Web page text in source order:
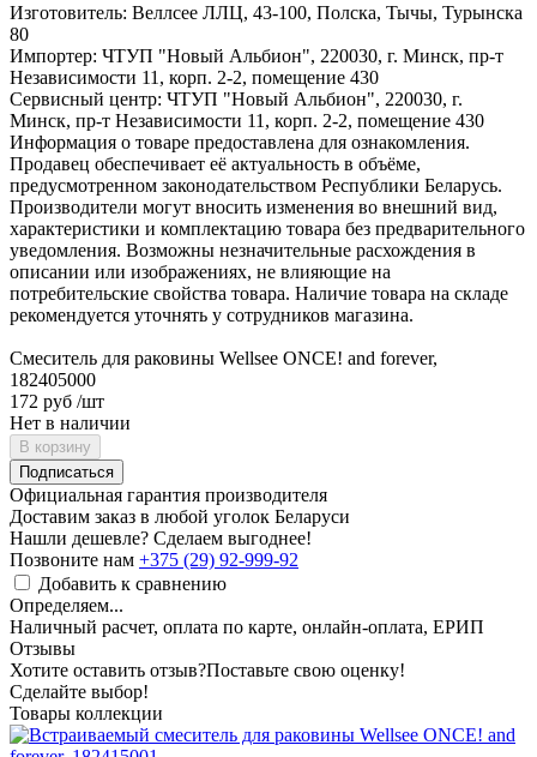
Изготовитель: Веллсее ЛЛЦ, 43-100, Полска, Тычы, Турынска
80
Импортер: ЧТУП "Новый Альбион", 220030, г. Минск, пр-т
Независимости 11, корп. 2-2, помещение 430
Сервисный центр: ЧТУП "Новый Альбион", 220030, г.
Минск, пр-т Независимости 11, корп. 2-2, помещение 430
Информация о товаре предоставлена для ознакомления.
Продавец обеспечивает её актуальность в объёме,
предусмотренном законодательством Республики Беларусь.
Производители могут вносить изменения во внешний вид,
характеристики и комплектацию товара без предварительного
уведомления. Возможны незначительные расхождения в
описании или изображениях, не влияющие на
потребительские свойства товара. Наличие товара на складе
рекомендуется уточнять у сотрудников магазина.
Смеситель для раковины Wellsee ONCE! and forever,
182405000
172 руб /шт
Нет в наличии
В корзину
Подписаться
Официальная гарантия производителя
Доставим заказ в любой уголок Беларуси
Нашли дешевле? Сделаем выгоднее!
Позвоните нам +375 (29) 92-999-92
Добавить к сравнению
Определяем...
Наличный расчет, оплата по карте, онлайн-оплата, ЕРИП
Отзывы
Хотите оставить отзыв?Поставьте свою оценку!
Сделайте выбор!
Товары коллекции